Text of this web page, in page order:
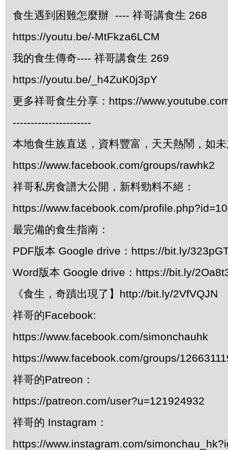
食生遇到困難怎麼辦 ---- 祥哥講食生 268
https://youtu.be/-MtFkza6LCM
我的食生傳奇---- 祥哥講食生 269
https://youtu.be/_h4ZuK0j3pY
更多祥哥食生分享：https://
----------------------
本地食生族直送，資料豐富，天天熱鬧，如
https://www.facebook.com/groups/rawhk2
祥哥私房食譜大公開，新料勁料不絕：
https://www.facebook.com/
最完備的食生指南：
PDF版本 Google drive：https://bit.ly/
Word版本 Google drive：https://bit.ly/
《食生，奇蹟出現了】http://bit.ly/2VfVQJN
祥哥的Facebook:
https://www.facebook.com/simonchauhk
https://www.facebook.com/groups/
祥哥的Patreon：
https://patreon.com/user?u=121924932
祥哥的 Instagram：
https://www.instagram.com/